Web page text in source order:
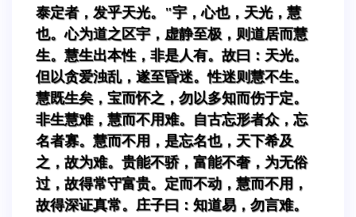
泰定者，发乎天光。"宇，心也，天光，慧
也。心为道之区宇，虚静至极，则道居而慧
生。慧生出本性，非是人有。故曰：天光。
但以贪爱浊乱，遂至昏迷。性迷则慧不生。
慧既生矣，宝而怀之，勿以多知而伤于定。
非生慧难，慧而不用难。自古忘形者众，忘
名者寡。慧而不用，是忘名也，天下希及
之，故为难。贵能不骄，富能不奢，为无俗
过，故得常守富贵。定而不动，慧而不用，
故得深证真常。庄子曰：知道易，勿言难。